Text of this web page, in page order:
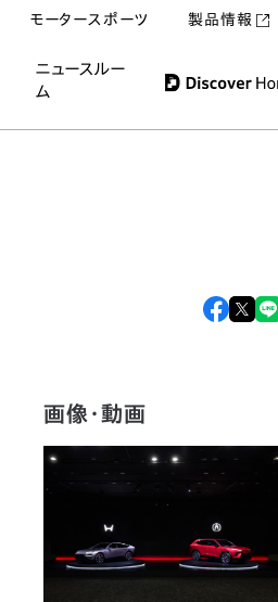
ニュースルー
ム
モータースポーツ 製品情報
画像・動画